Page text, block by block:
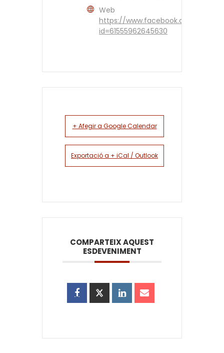
Web
https://www.facebook.com/
id=61555962645630
+ Afegir a Google Calendar
Exportació a + iCal / Outlook
COMPARTEIX AQUEST
ESDEVENIMENT